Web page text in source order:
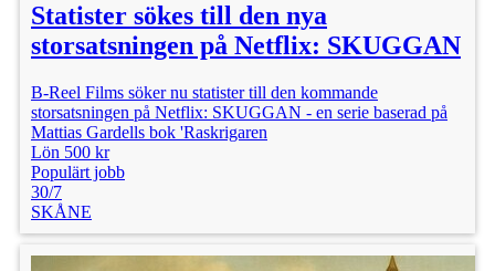
Statister sökes till den nya
storsatsningen på Netflix: SKUGGAN
B-Reel Films söker nu statister till den kommande
storsatsningen på Netflix: SKUGGAN - en serie baserad på
Mattias Gardells bok 'Raskrigaren
Lön 500 kr
Populärt jobb
30/7
SKÅNE